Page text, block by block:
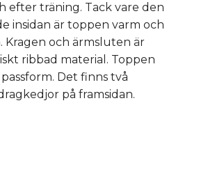
efter träning. Tack vare den
insidan är toppen varm och
Kragen och ärmsluten är
ribbad material. Toppen
Det finns två
på framsidan.